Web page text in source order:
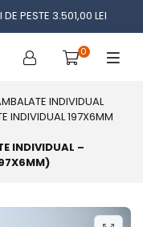
PESTE 3.501,00 LEI
0
INDIVIDUAL
INDIVIDUAL 197X6MM
INDIVIDUAL –